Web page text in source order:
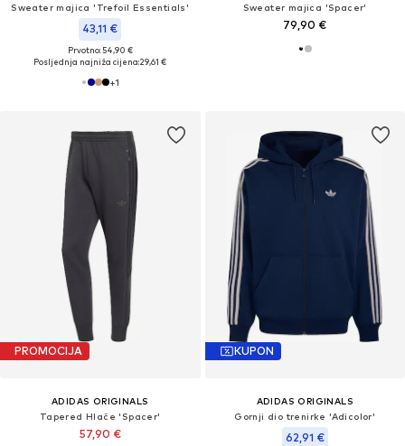
Sweater majica 'Trefoil Essentials'
43,11 €
Prvotno: 54,90 €
Posljednja najniža cijena:29,61 €
+1
Sweater majica 'Spacer'
79,90 €
PROMOCIJA
ADIDAS ORIGINALS
Tapered Hlače 'Spacer'
57,90 €
KUPON
ADIDAS ORIGINALS
Gornji dio trenirke 'Adicolor'
62,91 €